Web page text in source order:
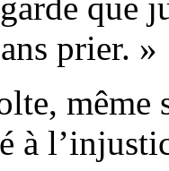
prier. »
à